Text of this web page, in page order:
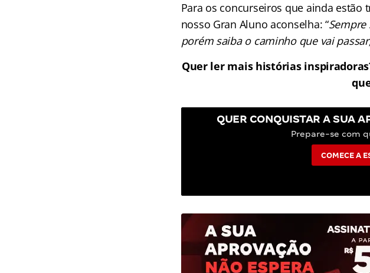
Para os concurseiros que ainda
nosso Gran Aluno aconselha: “Sempre
porém saiba o caminho que vai
Quer ler mais histórias
QUER CONQUISTAR A SUA
Prepare-se com
COMECE A